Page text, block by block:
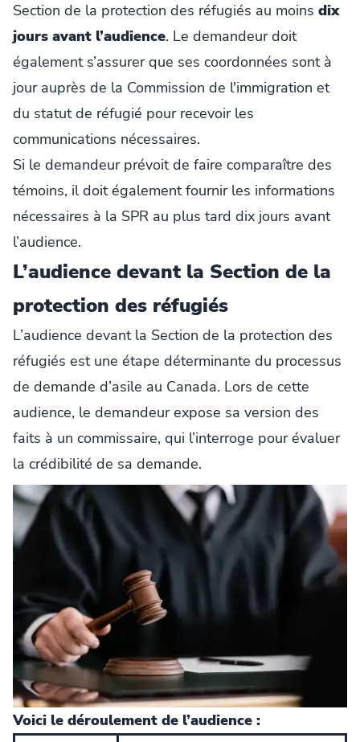
Section de la protection des réfugiés au moins dix
jours avant l’audience. Le demandeur doit
également s’assurer que ses coordonnées sont à
jour auprès de la Commission de l'immigration et
du statut de réfugié pour recevoir les
communications nécessaires.
Si le demandeur prévoit de faire comparaître des
témoins, il doit également fournir les informations
nécessaires à la SPR au plus tard dix jours avant
l’audience.
L’audience devant la Section de la
protection des réfugiés
L’audience devant la Section de la protection des
réfugiés est une étape déterminante du processus
de demande d’asile au Canada. Lors de cette
audience, le demandeur expose sa version des
faits à un commissaire, qui l’interroge pour évaluer
la crédibilité de sa demande.
Voici le déroulement de l’audience :